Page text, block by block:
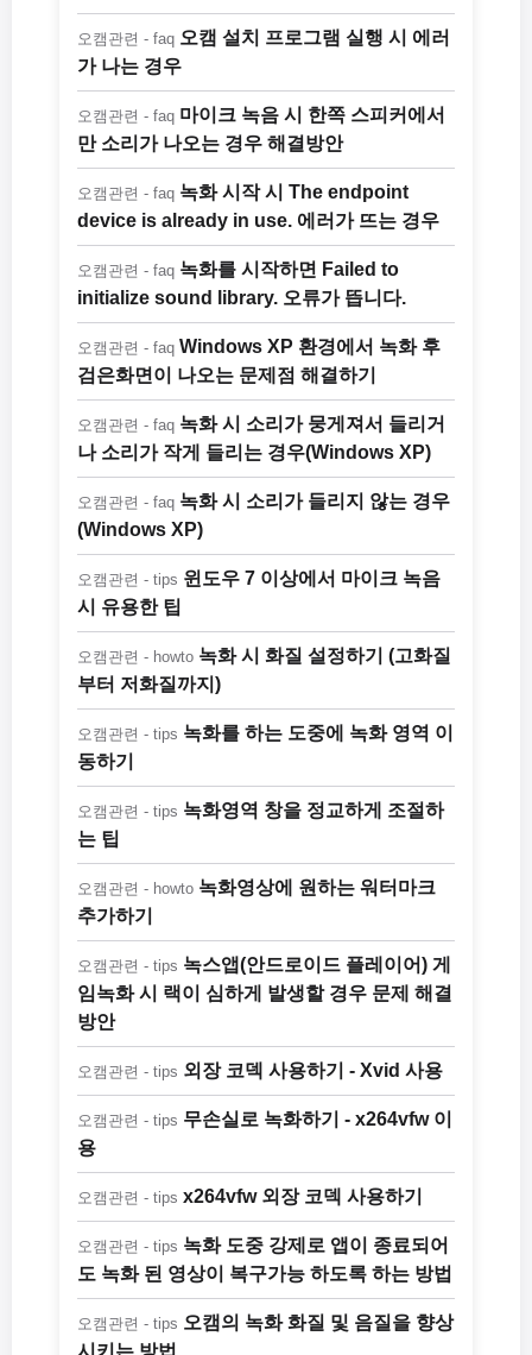
오캠관련 - faq 오캠 설치 프로그램 실행 시 에러
가 나는 경우
오캠관련 - faq 마이크 녹음 시 한쪽 스피커에서
만 소리가 나오는 경우 해결방안
오캠관련 - faq 녹화 시작 시 The endpoint
device is already in use. 에러가 뜨는 경우
오캠관련 - faq 녹화를 시작하면 Failed to
initialize sound library. 오류가 뜹니다.
오캠관련 - faq Windows XP 환경에서 녹화 후
검은화면이 나오는 문제점 해결하기
오캠관련 - faq 녹화 시 소리가 뭉게져서 들리거
나 소리가 작게 들리는 경우(Windows XP)
오캠관련 - faq 녹화 시 소리가 들리지 않는 경우
(Windows XP)
오캠관련 - tips 윈도우 7 이상에서 마이크 녹음
시 유용한 팁
오캠관련 - howto 녹화 시 화질 설정하기 (고화질
부터 저화질까지)
오캠관련 - tips 녹화를 하는 도중에 녹화 영역 이
동하기
오캠관련 - tips 녹화영역 창을 정교하게 조절하
는 팁
오캠관련 - howto 녹화영상에 원하는 워터마크
추가하기
오캠관련 - tips 녹스앱(안드로이드 플레이어) 게
임녹화 시 랙이 심하게 발생할 경우 문제 해결
방안
오캠관련 - tips 외장 코덱 사용하기 - Xvid 사용
오캠관련 - tips 무손실로 녹화하기 - x264vfw 이
용
오캠관련 - tips x264vfw 외장 코덱 사용하기
오캠관련 - tips 녹화 도중 강제로 앱이 종료되어
도 녹화 된 영상이 복구가능 하도록 하는 방법
오캠관련 - tips 오캠의 녹화 화질 및 음질을 향상
시키는 방법